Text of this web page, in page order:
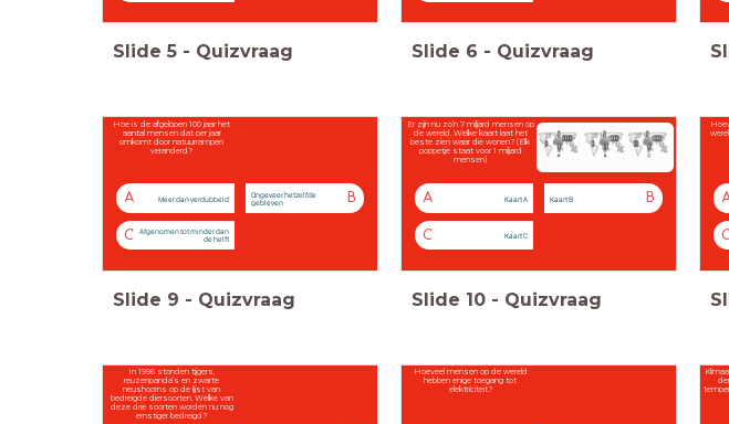
Slide 5 - Quizvraag Slide 6 - Quizvraag
Hoe is de afgelopen 100 jaar het
aantal mensen dat per jaar
omkomt door natuurrampen
veranderd?
A Meer dan verdubbeld B
Ongeveer hetzelfde
gebleven
C Afgenomen tot minder dan
de helft
Slide 9 - Quizvraag
Er zijn nu zo’n 7 miljard mensen op
de wereld. Welke kaart laat het
beste zien waar die wonen? (Elk
poppetje staat voor 1 miljard
mensen)
A Kaart A B
Kaart B
C Kaart C
Slide 10 - Quizvraag
In 1996 stonden tijgers,
reuzenpanda’s en zwarte
neushoorns op de lijst van
bedreigde diersoorten. Welke van
deze drie soorten worden nu nog
ernstiger bedreigd?
Hoeveel mensen op de wereld
hebben enige toegang tot
elektriciteit?